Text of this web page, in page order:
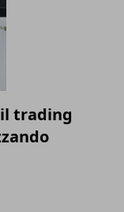
il trading